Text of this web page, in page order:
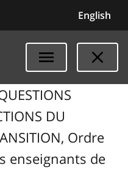
English
DU
Ordre
enseignants de